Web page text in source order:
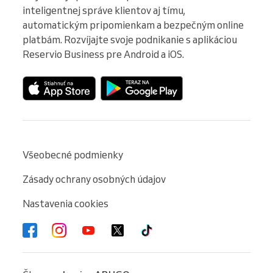
inteligentnej správe klientov aj tímu,
automatickým pripomienkam a bezpečným online
platbám. Rozvíjajte svoje podnikanie s aplikáciou
Reservio Business pre Android a iOS.
Všeobecné podmienky
Zásady ochrany osobných údajov
Nastavenia cookies